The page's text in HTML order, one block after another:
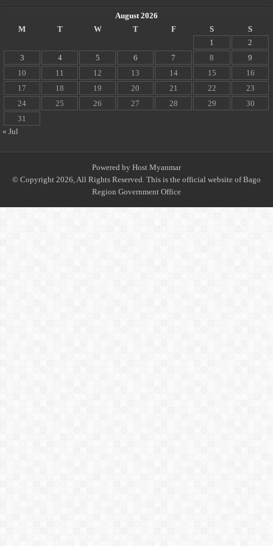
August 2026
M
T W T F S
S
1
2
3
4 5 6 7 8
9
10
11 12 13 14 15
16
17
18 19 20 21 22
23
24
25 26 27 28 29
30
31
« Jul
Powered by Host Myanmar
© Copyright 2026, All Rights Reserved. This is the official website of Bago
Region Government Office